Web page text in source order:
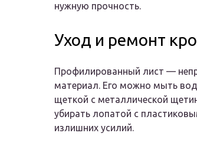
нужную прочность.
Уход и ремонт
Профилированный лист —
материал. Его можно мыть
щеткой с металлической
убирать лопатой с
излишних усилий.